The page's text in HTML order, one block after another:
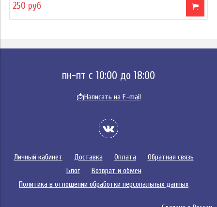
250 руб
пн-пт с 10:00 до 18:00
📩Написать на E-mail
Личный кабинет Доставка Оплата
Обратная связь
Блог
Возврат и обмен
Политика в отношении обработки персональных данных